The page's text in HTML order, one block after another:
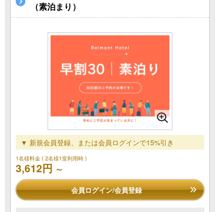
（素泊まり）
▼ 新規会員登録、または会員ログインで15%引き
1名様料金( 2名様1室利用時 )
3,612円 ～
会員ログイン/会員登録